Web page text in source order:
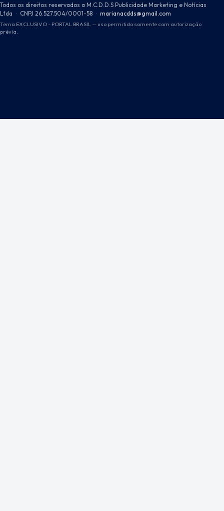
Todos os direitos reservados a M.C.D.D.S Publicidade Marketing e Notícias
Ltda · CNPJ 26.527.504/0001-58 · marianacdds@gmail.com
Tema EXCLUSIVO - PORTAL BRASIL — uso permitido somente com autorização
prévia.